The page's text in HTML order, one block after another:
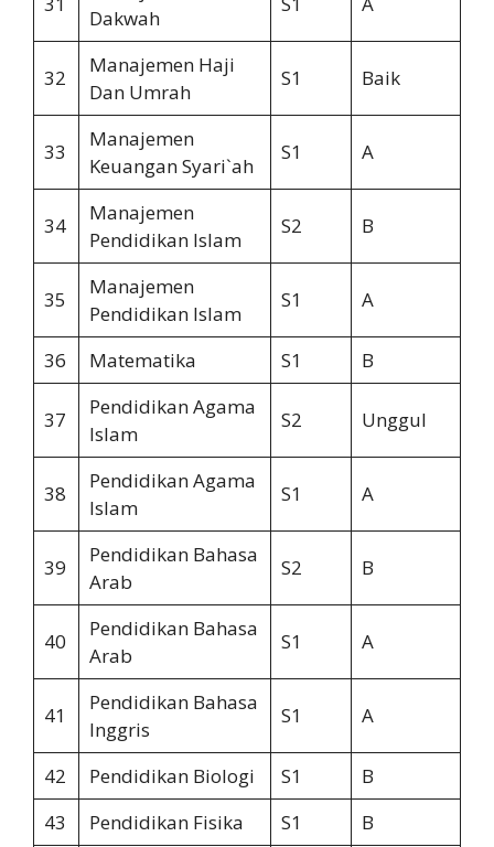
Dakwah
32
Manajemen Haji
Dan Umrah
S1 Baik
33
Manajemen
Keuangan Syari`ah
S1 A
34
Manajemen
Pendidikan Islam
S2 B
35
Manajemen
Pendidikan Islam
S1 A
36 Matematika S1 B
37
Pendidikan Agama
Islam
S2 Unggul
38
Pendidikan Agama
Islam
S1 A
39
Pendidikan Bahasa
Arab
S2 B
40
Pendidikan Bahasa
Arab
S1 A
41
Pendidikan Bahasa
Inggris
S1 A
42 Pendidikan Biologi S1
B
43
Pendidikan Fisika S1 B